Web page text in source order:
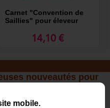
mobile.
Carnet "Convention de
Saillies" pour éleveur
14,10 €
nouveautés pour
de jeux avec votre chien
!